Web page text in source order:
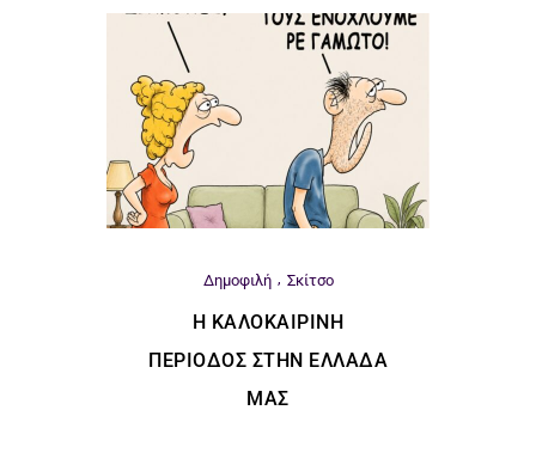
Δημοφιλή Σκίτσο
Η ΚΑΛΟΚΑΙΡΙΝΉ
ΠΕΡΊΟΔΟΣ ΣΤΗΝ ΕΛΛΆΔΑ
ΜΑΣ